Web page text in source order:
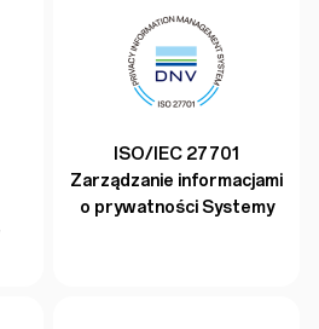
ISO/IEC 27701
Zarządzanie informacjami
o prywatności Systemy